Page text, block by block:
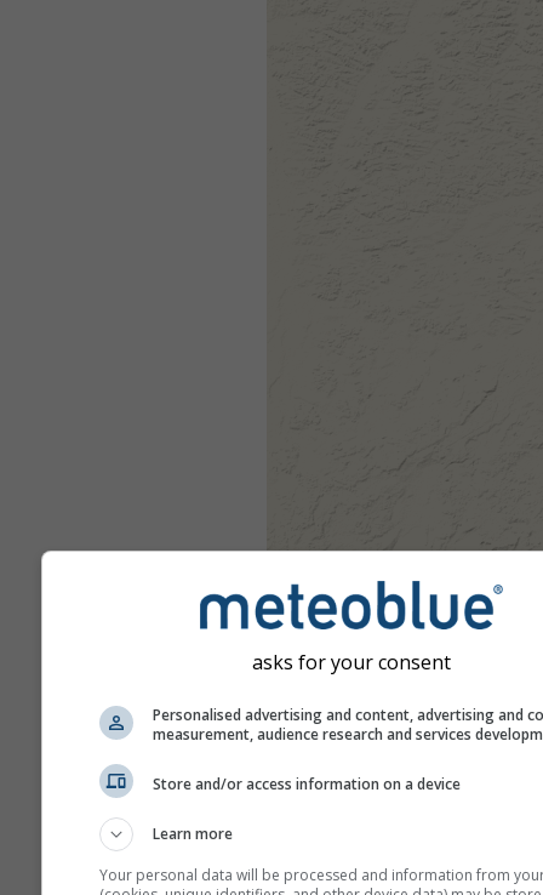
asks for your consent
Personalised advertising and content, advertising and
measurement, audience research and services
Store and/or access information on a device
Learn more
Your personal data will be processed and information from